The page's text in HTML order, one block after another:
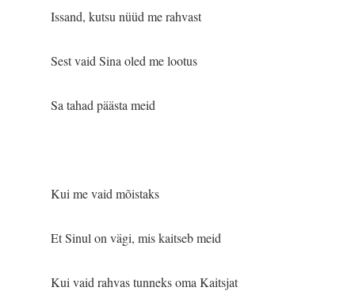
Issand, kutsu nüüd me rahvast
Sest vaid Sina oled me lootus
Sa tahad päästa meid
Kui me vaid mõistaks
Et Sinul on vägi, mis kaitseb meid
Kui vaid rahvas tunneks oma Kaitsjat